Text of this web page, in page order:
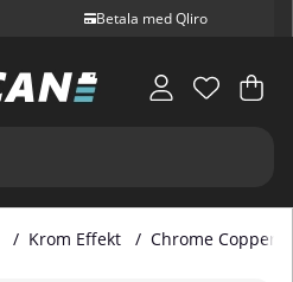
Betala med Qliro
.
Krom Effekt Chrome Copper